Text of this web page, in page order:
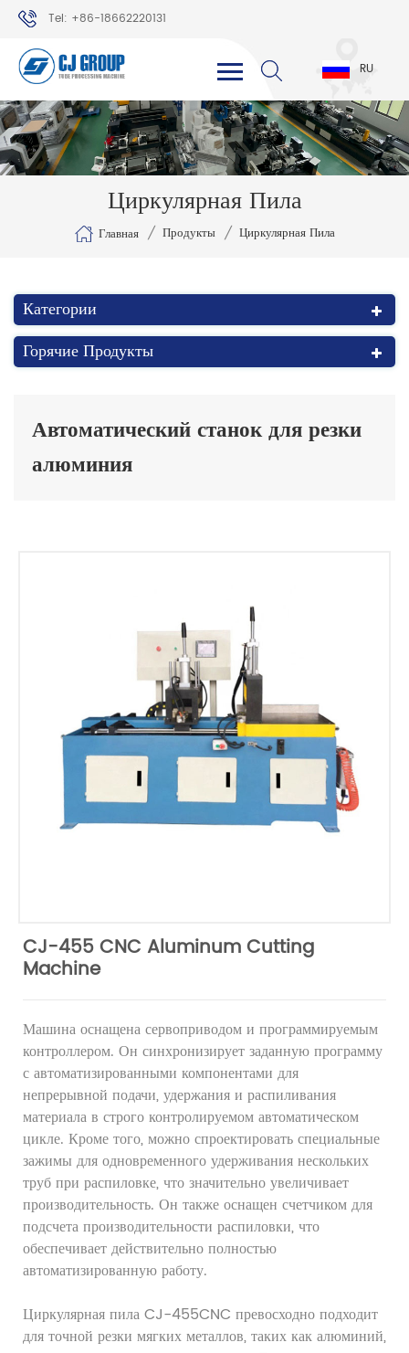
Tel: +86-18662220131
WhatsApp: +86-18662220131
RU
Циркулярная Пила
Главная / Продукты / Циркулярная Пила
Категории
Горячие Продукты
Автоматический станок для резки
алюминия
CJ-455 CNC Aluminum Cutting
Machine
Машина оснащена сервоприводом и программируемым
контроллером. Он синхронизирует заданную программу
с автоматизированными компонентами для
непрерывной подачи, удержания и распиливания
материала в строго контролируемом автоматическом
цикле. Кроме того, можно спроектировать специальные
зажимы для одновременного удерживания нескольких
труб при распиловке, что значительно увеличивает
производительность. Он также оснащен счетчиком для
подсчета производительности распиловки, что
обеспечивает действительно полностью
автоматизированную работу.
Циркулярная пила CJ-455CNC превосходно подходит
для точной резки мягких металлов, таких как алюминий,